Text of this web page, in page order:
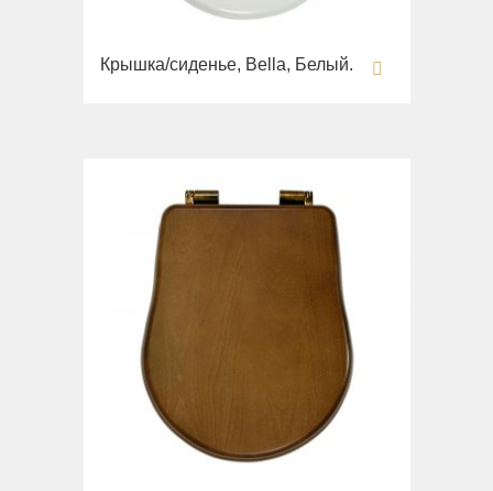
Крышка/сиденье, Bella, Белый.